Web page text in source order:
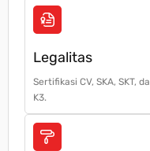
Legalitas
Sertifikasi CV, SKA, SKT,
K3.